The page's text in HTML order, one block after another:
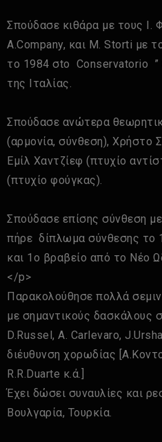
Σπούδασε κιθάρα με τους Ι.
Α.Company, και M. Storti με
το 1984 σto Conservatorio ”
της Ιταλίας.
Σπούδασε ανώτερα
(αρμονία, σύνθεση), Χρήστο
Εμίλ Χαντζίεφ (πτυχίο
(πτυχίο φούγκας).
Σπούδασε επίσης σύνθεση
πήρε δίπλωμα σύνθεσης το
και 1ο βραβείο από το Νέο
</p>
Παρακολούθησε πολλά
με σημαντικούς δασκάλους
D.Russel, A. Carlevaro,
διέυθυνση χορωδίας
R.R.Duarte κ.ά.]
Έχει δώσει συναυλίες και
Βουλγαρία, Τουρκία.